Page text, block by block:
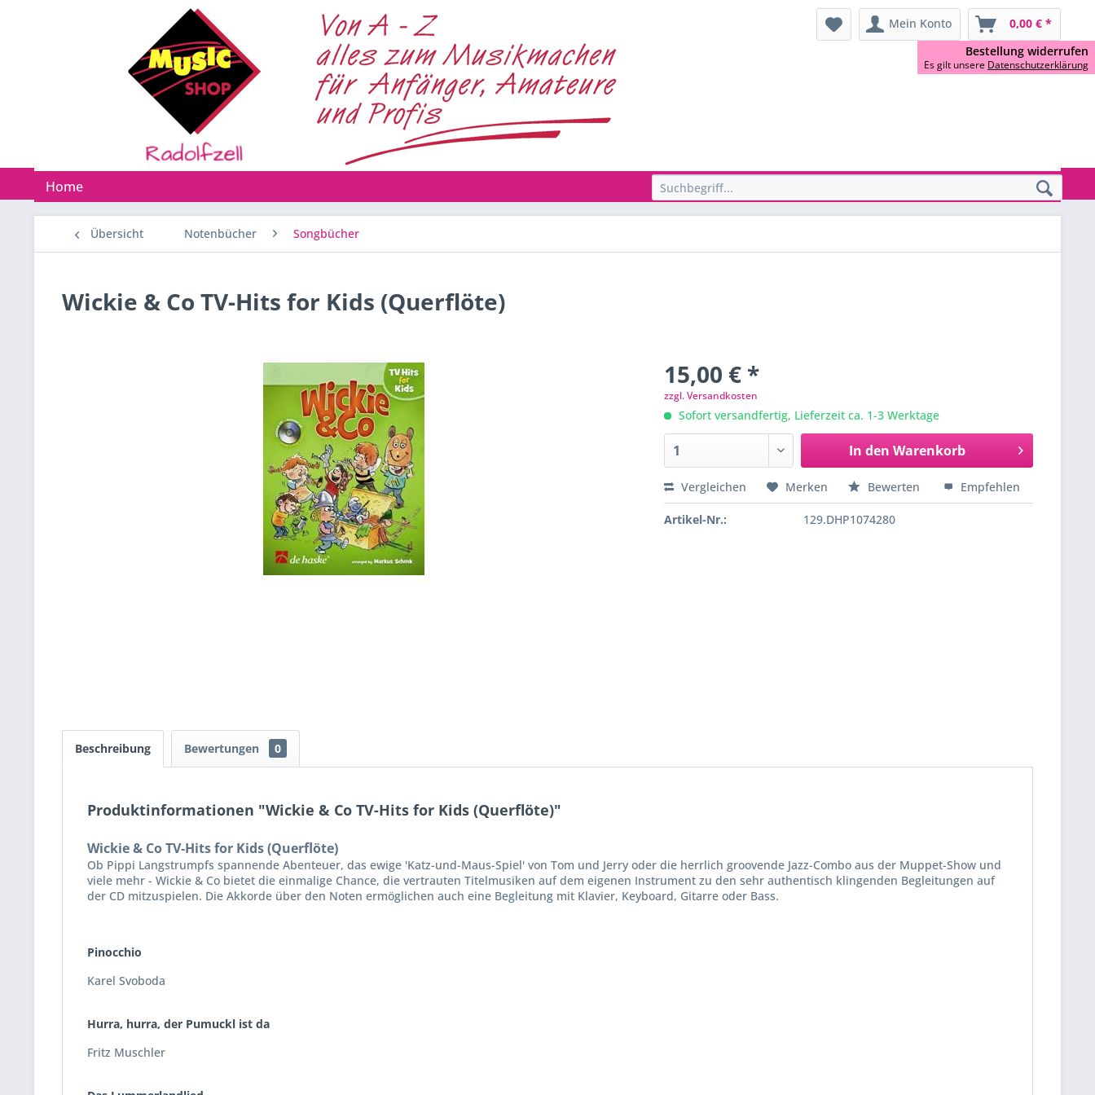
Mein Konto 0,00 € *
Home
Übersicht Notenbücher Songbücher
Wickie & Co TV-Hits for Kids (Querflöte)
15,00 € *
zzgl. Versandkosten
Sofort versandfertig, Lieferzeit ca. 1-3 Werktage
In den Warenkorb
Vergleichen Merken Bewerten Empfehlen
Artikel-Nr.: 129.DHP1074280
Beschreibung Bewertungen 0
Produktinformationen "Wickie & Co TV-Hits for Kids (Querflöte)"
Wickie & Co TV-Hits for Kids (Querflöte)
Ob Pippi Langstrumpfs spannende Abenteuer, das ewige 'Katz-und-Maus-Spiel' von Tom und Jerry oder die herrlich groovende Jazz-Combo aus der Muppet-Show und
viele mehr - Wickie & Co bietet die einmalige Chance, die vertrauten Titelmusiken auf dem eigenen Instrument zu den sehr authentisch klingenden Begleitungen auf
der CD mitzuspielen. Die Akkorde über den Noten ermöglichen auch eine Begleitung mit Klavier, Keyboard, Gitarre oder Bass.
Pinocchio
Karel Svoboda
Hurra, hurra, der Pumuckl ist da
Fritz Muschler
Bestellung widerrufen
Es gilt unsere Datenschutzerklärung